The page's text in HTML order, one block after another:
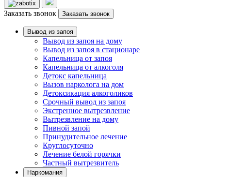
Заказать звонок Заказать звонок
Вывод из запоя
Вывод из запоя на дому
Вывод из запоя в стационаре
Капельница от запоя
Капельница от алкоголя
Детокс капельница
Вызов нарколога на дом
Детоксикация алкоголиков
Срочный вывод из запоя
Экстренное вытрезвление
Вытрезвление на дому
Пивной запой
Принудительное лечение
Круглосуточно
Лечение белой горячки
Частный вытрезвитель
Наркомания